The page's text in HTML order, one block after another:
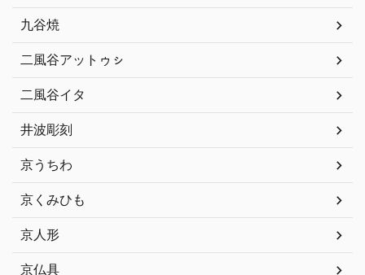
九谷焼
二風谷アットゥㇱ
二風谷イタ
井波彫刻
京うちわ
京くみひも
京人形
京仏具